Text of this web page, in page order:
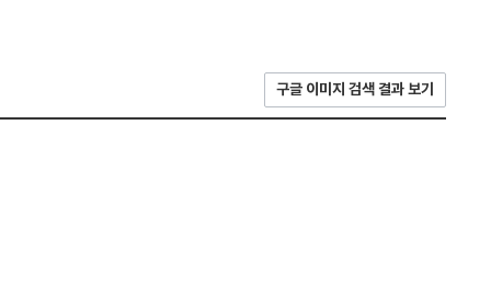
구글 이미지 검색 결과 보기